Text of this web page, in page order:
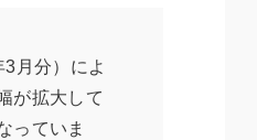
月分）によ
が拡大して
っていま